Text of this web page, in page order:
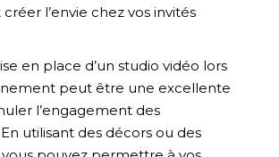
l’envie chez vos invités
en place d’un studio vidéo lors
peut être une excellente
l’engagement des
utilisant des décors ou des